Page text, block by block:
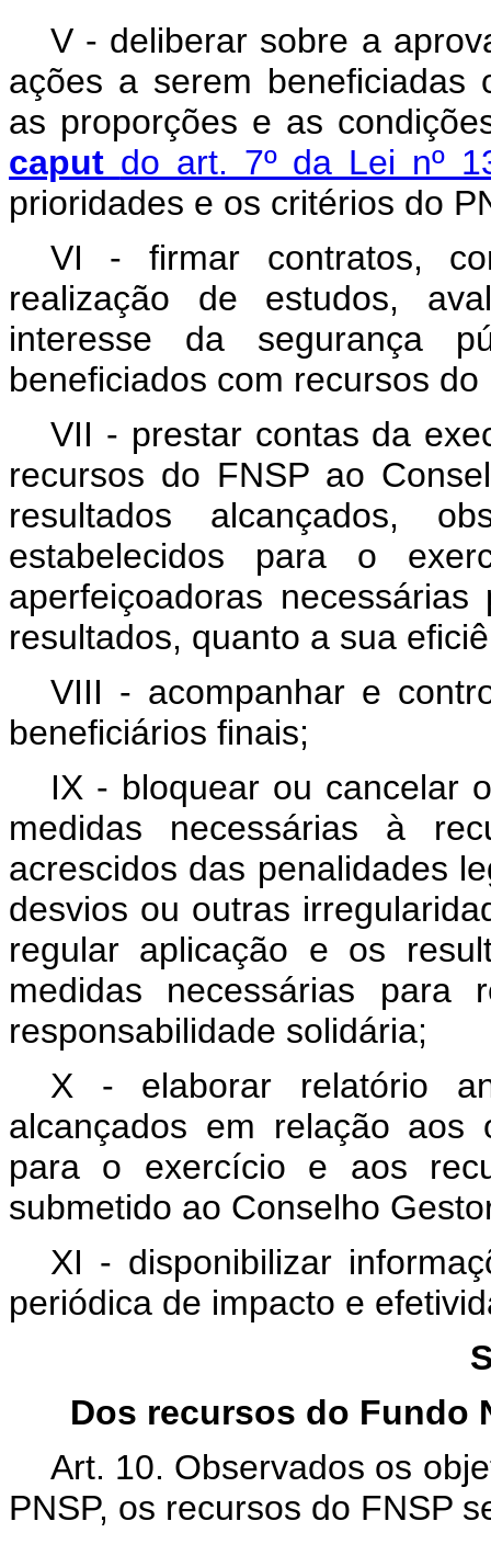
V - deliberar sobre a
ações a serem beneficiadas
as proporções e as
caput do art. 7º da Lei nº
prioridades e os critérios do
VI - firmar contratos,
realização de estudos,
interesse da segurança
beneficiados com recursos do
VII - prestar contas da
recursos do FNSP ao
resultados alcançados,
estabelecidos para o
aperfeiçoadoras
resultados, quanto a sua
VIII - acompanhar e
beneficiários finais;
IX - bloquear ou cancelar
medidas necessárias à
acrescidos das penalidades
desvios ou outras
regular aplicação e os
medidas necessárias
responsabilidade solidária;
X - elaborar relatório
alcançados em relação aos
para o exercício e aos
submetido ao Conselho
XI - disponibilizar
periódica de impacto e
Dos recursos do Fundo
Art. 10. Observados os
PNSP, os recursos do FNSP